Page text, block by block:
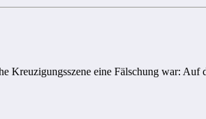
Kreuzigungsszene eine Fälschung war: